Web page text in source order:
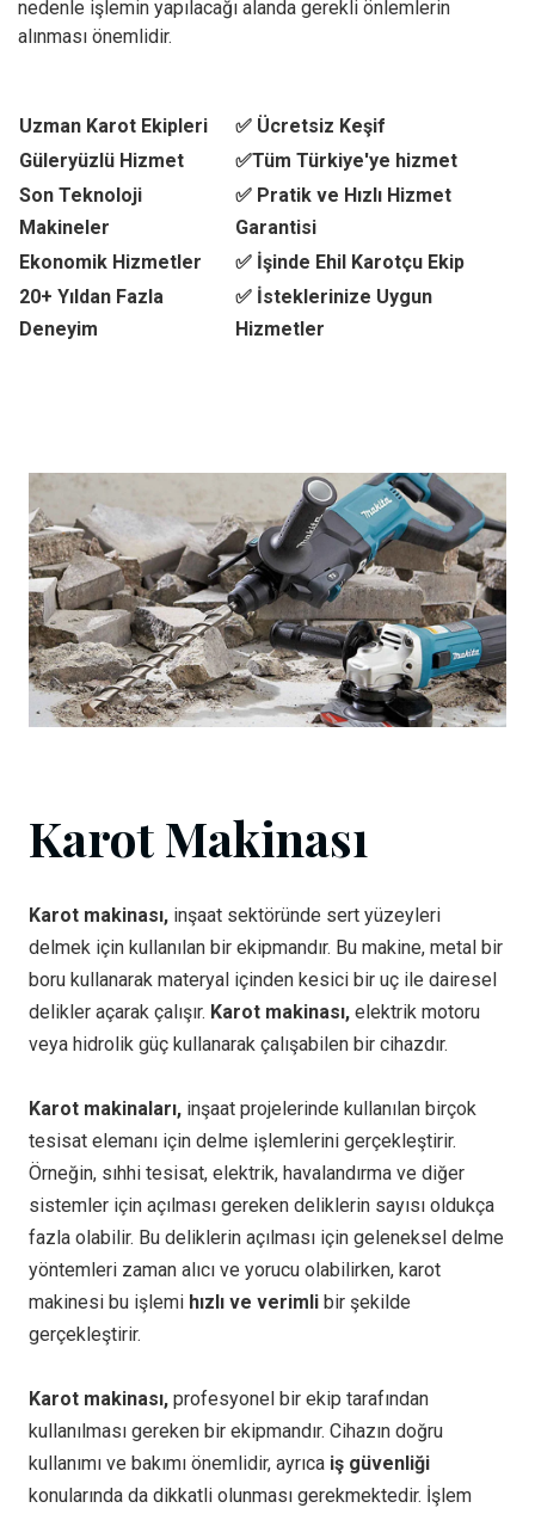
nedenle işlemin yapılacağı alanda gerekli önlemlerin
alınması önemlidir.
Uzman Karot Ekipleri
✅ Ücretsiz Keşif
Güleryüzlü Hizmet
✅Tüm Türkiye'ye hizmet
Son Teknoloji
Makineler
✅ Pratik ve Hızlı Hizmet
Garantisi
Ekonomik Hizmetler
✅ İşinde Ehil Karotçu Ekip
20+ Yıldan Fazla
Deneyim
✅ İsteklerinize Uygun
Hizmetler
Karot Makinası
Karot makinası, inşaat sektöründe sert yüzeyleri
delmek için kullanılan bir ekipmandır. Bu makine, metal bir
boru kullanarak materyal içinden kesici bir uç ile dairesel
delikler açarak çalışır. Karot makinası, elektrik motoru
veya hidrolik güç kullanarak çalışabilen bir cihazdır.
Karot makinaları, inşaat projelerinde kullanılan birçok
tesisat elemanı için delme işlemlerini gerçekleştirir.
Örneğin, sıhhi tesisat, elektrik, havalandırma ve diğer
sistemler için açılması gereken deliklerin sayısı oldukça
fazla olabilir. Bu deliklerin açılması için geleneksel delme
yöntemleri zaman alıcı ve yorucu olabilirken, karot
makinesi bu işlemi hızlı ve verimli bir şekilde
gerçekleştirir.
Karot makinası, profesyonel bir ekip tarafından
kullanılması gereken bir ekipmandır. Cihazın doğru
kullanımı ve bakımı önemlidir, ayrıca iş güvenliği
konularında da dikkatli olunması gerekmektedir. İşlem